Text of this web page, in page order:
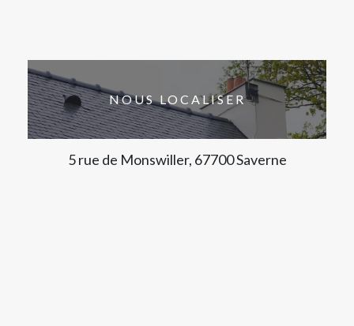
NOUS LOCALISER
5 rue de Monswiller, 67700 Saverne